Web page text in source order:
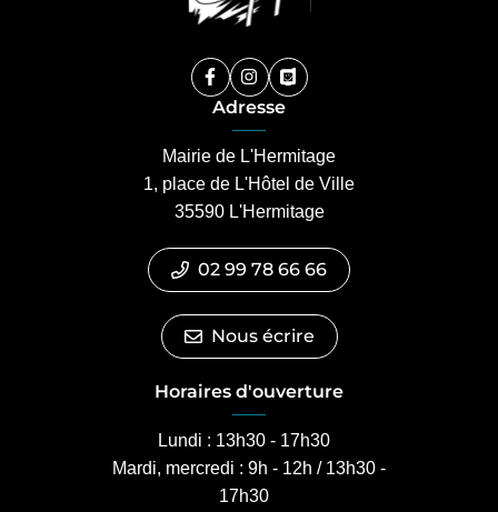
Facebook
(ouverture dans un nouvel onglet)
Instagram
(ouverture dans un nouvel
PanneauPocket
(ouverture dans un nouvel
Adresse
Mairie de L'Hermitage
1, place de L'Hôtel de Ville
35590 L'Hermitage
02 99 78 66 66
Nous écrire
Horaires d'ouverture
Lundi : 13h30 - 17h30
Mardi, mercredi : 9h - 12h / 13h30 -
17h30